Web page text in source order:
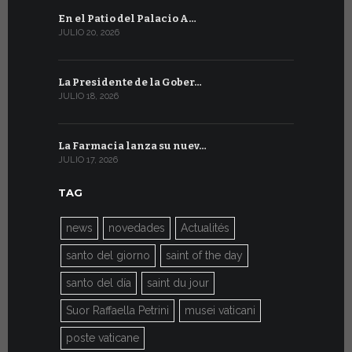
En el Patio del Palacio A…
JULIO 20, 2026
La Presidente de la Gober…
JULIO 18, 2026
La Farmacia lanza su nuev…
JULIO 17, 2026
TAG
news novedades Actualités
santo del giorno saint of the day
santo del día saint du jour
Suor Raffaella Petrini musei vaticani
poste vaticane